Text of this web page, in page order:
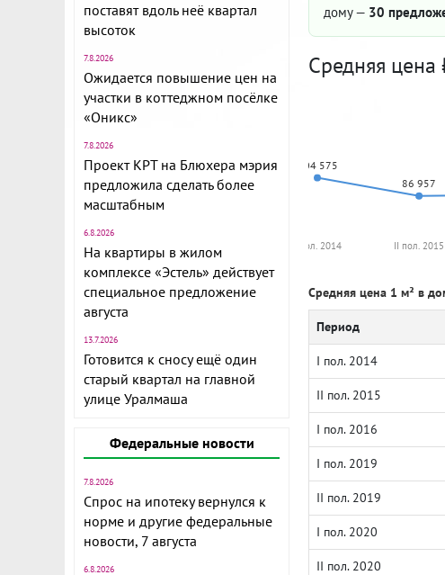
поставят вдоль неё квартал
высоток
7.8.2026
Ожидается повышение цен на
участки в коттеджном посёлке
«Оникс»
7.8.2026
Проект КРТ на Блюхера мэрия
предложила сделать более
масштабным
6.8.2026
На квартиры в жилом
комплексе «Эстель» действует
специальное предложение
августа
13.7.2026
Готовится к сносу ещё один
старый квартал на главной
улице Уралмаша
Федеральные новости
7.8.2026
Спрос на ипотеку вернулся к
норме и другие федеральные
новости, 7 августа
6.8.2026
дому — 30
Средняя
104 575
86 957
I пол. 2014 II пол. 2015
Средняя цена 1 м² в
Период
I пол. 2014
II пол. 2015
I пол. 2016
I пол. 2019
II пол. 2019
I пол. 2020
II пол. 2020